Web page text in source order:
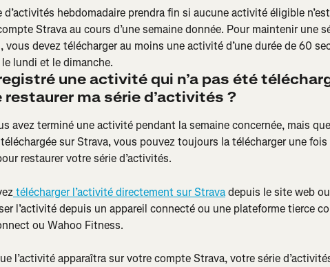
d’activités hebdomadaire prendra fin si aucune activité éligible
Strava au cours d’une semaine donnée. Pour maintenir une
vous devez télécharger au moins une activité d’une durée de 60
lundi et le dimanche.
une activité qui n’a pas été
restaurer ma série d’activités ?
avez terminé une activité pendant la semaine concernée, mais
téléchargée sur Strava, vous pouvez toujours la télécharger une
restaurer votre série d’activités.
télécharger l’activité directement sur Strava depuis le site web
l’activité depuis un appareil connecté ou une plateforme tierce
ou Wahoo Fitness.
l’activité apparaîtra sur votre compte Strava, votre série